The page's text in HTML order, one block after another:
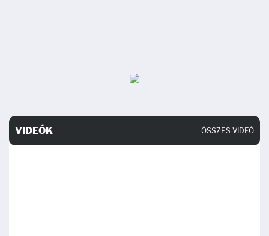
VIDEÓK ÖSSZES VIDEÓ